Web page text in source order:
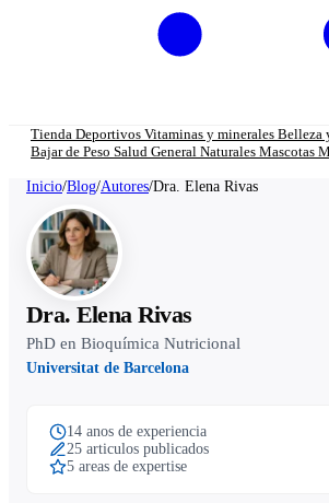
Tienda Deportivos Vitaminas y minerales Belleza
Bajar de Peso Salud General Naturales Mascotas
Inicio/Blog/Autores/Dra. Elena Rivas
Dra. Elena Rivas
PhD en Bioquímica Nutricional
Universitat de Barcelona
14 anos de experiencia
25 articulos publicados
5 areas de expertise